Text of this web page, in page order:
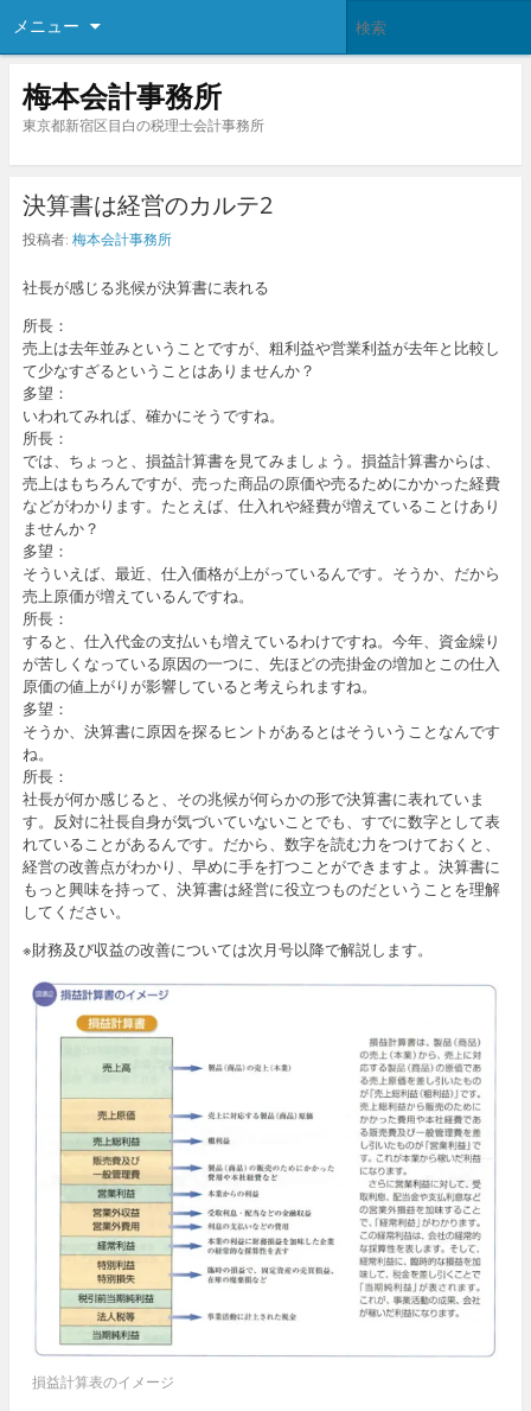
メニュー
梅本会計事務所
東京都新宿区目白の税理士会計事務所
決算書は経営のカルテ2
投稿者: 梅本会計事務所
社長が感じる兆候が決算書に表れる
所長：
売上は去年並みということですが、粗利益や営業利益が去年と比較し
て少なすざるということはありませんか？
多望：
いわれてみれば、確かにそうですね。
所長：
では、ちょっと、損益計算書を見てみましょう。損益計算書からは、
売上はもちろんですが、売った商品の原価や売るためにかかった経費
などがわかります。たとえば、仕入れや経費が増えていることけあり
ませんか？
多望：
そういえば、最近、仕入価格が上がっているんです。そうか、だから
売上原価が増えているんですね。
所長：
すると、仕入代金の支払いも増えているわけですね。今年、資金繰り
が苦しくなっている原因の一つに、先ほどの売掛金の増加とこの仕入
原価の値上がりが影響していると考えられますね。
多望：
そうか、決算書に原因を探るヒントがあるとはそういうことなんです
ね。
所長：
社長が何か感じると、その兆候が何らかの形で決算書に表れていま
す。反対に社長自身が気づいていないことでも、すでに数字として表
れていることがあるんです。だから、数字を読む力をつけておくと、
経営の改善点がわかり、早めに手を打つことができますよ。決算書に
もっと興味を持って、決算書は経営に役立つものだということを理解
してください。
※財務及び収益の改善については次月号以降で解説します。
損益計算表のイメージ